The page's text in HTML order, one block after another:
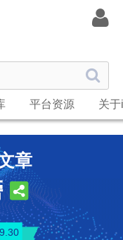
平台资源 关
章